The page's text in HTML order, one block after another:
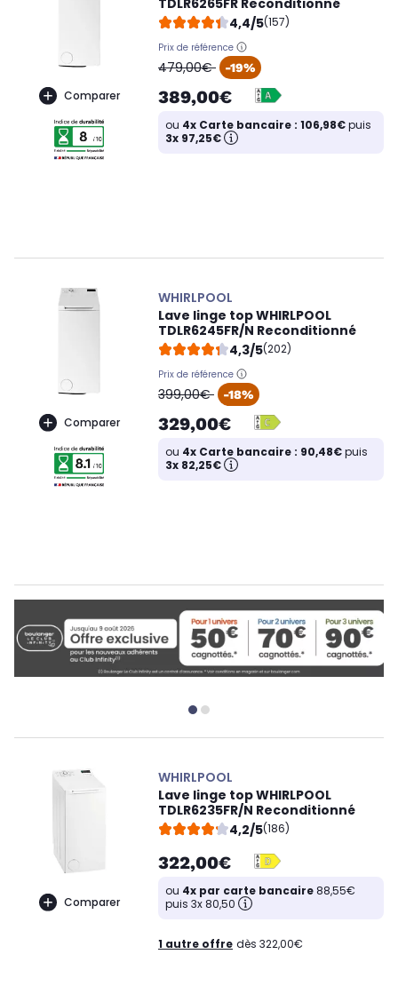
Comparer
TDLR6265FR Reconditionné
4,4/5(157)
Prix de référence
oldPrice
479,00€ -19%
389,00€
ou 4x Carte bancaire : 106,98€puis
3x 97,25€
Comparer
WHIRLPOOL
Lave linge top WHIRLPOOL
TDLR6245FR/N Reconditionné
4,3/5(202)
Prix de référence
oldPrice
399,00€ -18%
329,00€
ou 4x Carte bancaire : 90,48€puis
3x 82,25€
Comparer
WHIRLPOOL
Lave linge top WHIRLPOOL
TDLR6235FR/N Reconditionné
4,2/5(186)
322,00€
ou 4x par carte bancaire88,55€
puis 3x 80,50
1 autre offre dès 322,00€